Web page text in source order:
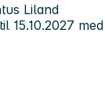
Liland
15.10.2027 med